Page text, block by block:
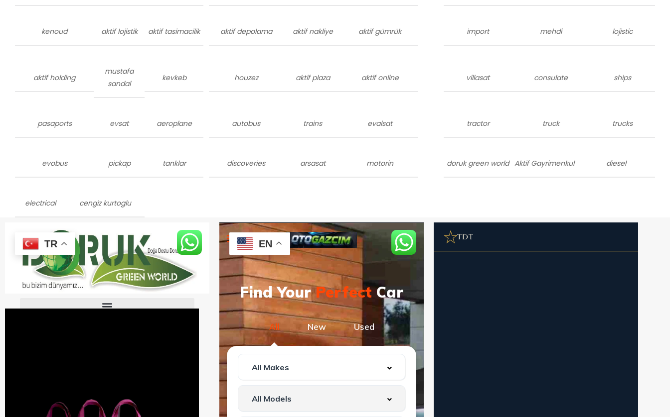
kenoud aktif lojistik aktif tasimacilik aktif depolama aktif nakliye aktif gümrük import mehdi lojistic
aktif holding
mustafa
sandal
kevkeb houzez aktif plaza aktif online villasat consulate ships
pasaports evsat aeroplane autobus trains evalsat tractor truck trucks
evobus pickap tanklar discoveries arsasat motorin doruk green world Aktif Gayrimenkul diesel
electrical cengiz kurtoglu